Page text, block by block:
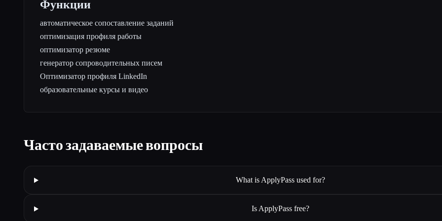
Функции
автоматическое сопоставление заданий
оптимизация профиля работы
оптимизатор резюме
генератор сопроводительных писем
Оптимизатор профиля LinkedIn
образовательные курсы и видео
Часто задаваемые вопросы
What is ApplyPass used for?
Is ApplyPass free?